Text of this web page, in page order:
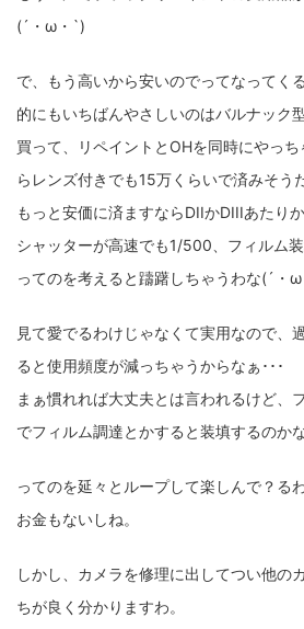
psobb ricoh SIGMA SONY
TAMRON TG-6 THETA
X100F X half Xiaomi Pad 6
Z6II Z9 Z30 Z50II
ZV-1 II α1 II α7CR α6700
フォクトレンダー ライカIIf ラ
ライカM10-R ライカX2 ローラ
ローライコード 原神
(´・ω・`)
で、もう高いから安いのでってなってく
的にもいちばんやさしいのはバルナック
買って、リペイントとOHを同時にやっ
らレンズ付きでも15万くらいで済みそう
もっと安価に済ますならDIIかDIIIあたり
シャッターが高速でも1/500、フィルム
ってのを考えると躊躇しちゃうわな(´・
見て愛でるわけじゃなくて実用なので、
ると使用頻度が減っちゃうからなぁ･･･
まぁ慣れれば大丈夫とは言われるけど、
でフィルム調達とかすると装填するのか
ってのを延々とループして楽しんで？
お金もないしね。
しかし、カメラを修理に出してつい他の
ちが良く分かりますわ。